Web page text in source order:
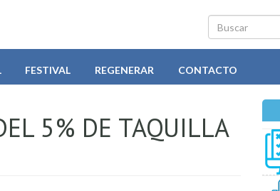
Buscar
FESTIVAL REGENERAR CONTACTO
5% DE TAQUILLA